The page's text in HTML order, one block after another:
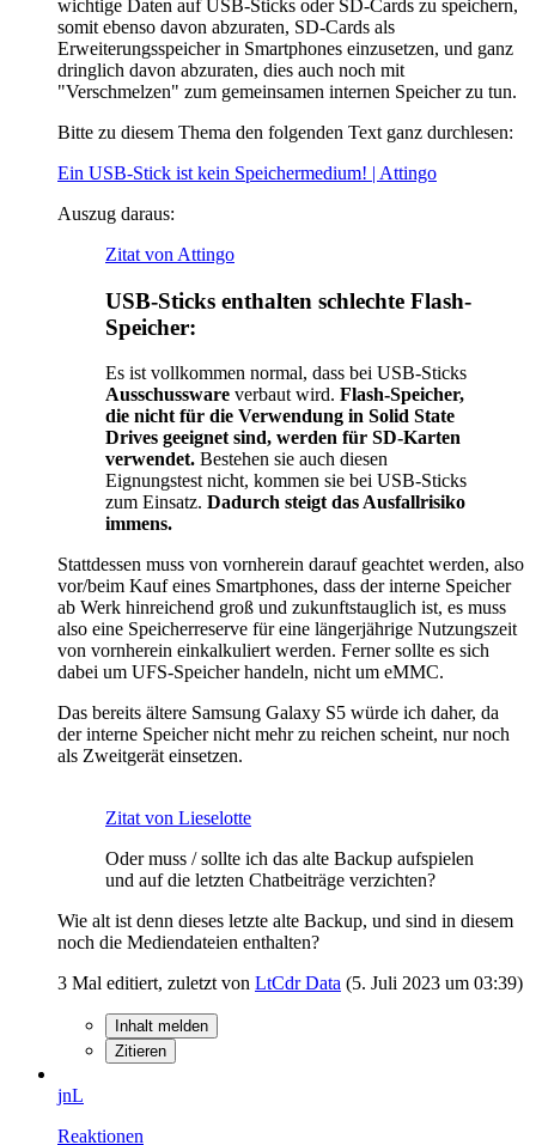
wichtige Daten auf USB-Sticks oder SD-Cards zu speichern,
somit ebenso davon abzuraten, SD-Cards als
Erweiterungsspeicher in Smartphones einzusetzen, und ganz
dringlich davon abzuraten, dies auch noch mit
"Verschmelzen" zum gemeinsamen internen Speicher zu tun.
Bitte zu diesem Thema den folgenden Text ganz durchlesen:
Ein USB-Stick ist kein Speichermedium! | Attingo
Auszug daraus:
Zitat von Attingo
USB-Sticks enthalten schlechte Flash-
Speicher:
Es ist vollkommen normal, dass bei USB-Sticks
Ausschussware verbaut wird. Flash-Speicher,
die nicht für die Verwendung in Solid State
Drives geeignet sind, werden für SD-Karten
verwendet. Bestehen sie auch diesen
Eignungstest nicht, kommen sie bei USB-Sticks
zum Einsatz. Dadurch steigt das Ausfallrisiko
immens.
Stattdessen muss von vornherein darauf geachtet werden, also
vor/beim Kauf eines Smartphones, dass der interne Speicher
ab Werk hinreichend groß und zukunftstauglich ist, es muss
also eine Speicherreserve für eine längerjährige Nutzungszeit
von vornherein einkalkuliert werden. Ferner sollte es sich
dabei um UFS-Speicher handeln, nicht um eMMC.
Das bereits ältere Samsung Galaxy S5 würde ich daher, da
der interne Speicher nicht mehr zu reichen scheint, nur noch
als Zweitgerät einsetzen.
Zitat von Lieselotte
Oder muss / sollte ich das alte Backup aufspielen
und auf die letzten Chatbeiträge verzichten?
Wie alt ist denn dieses letzte alte Backup, und sind in diesem
noch die Mediendateien enthalten?
3 Mal editiert, zuletzt von LtCdr Data (5. Juli 2023 um 03:39)
Inhalt melden
Zitieren
jnL
Reaktionen